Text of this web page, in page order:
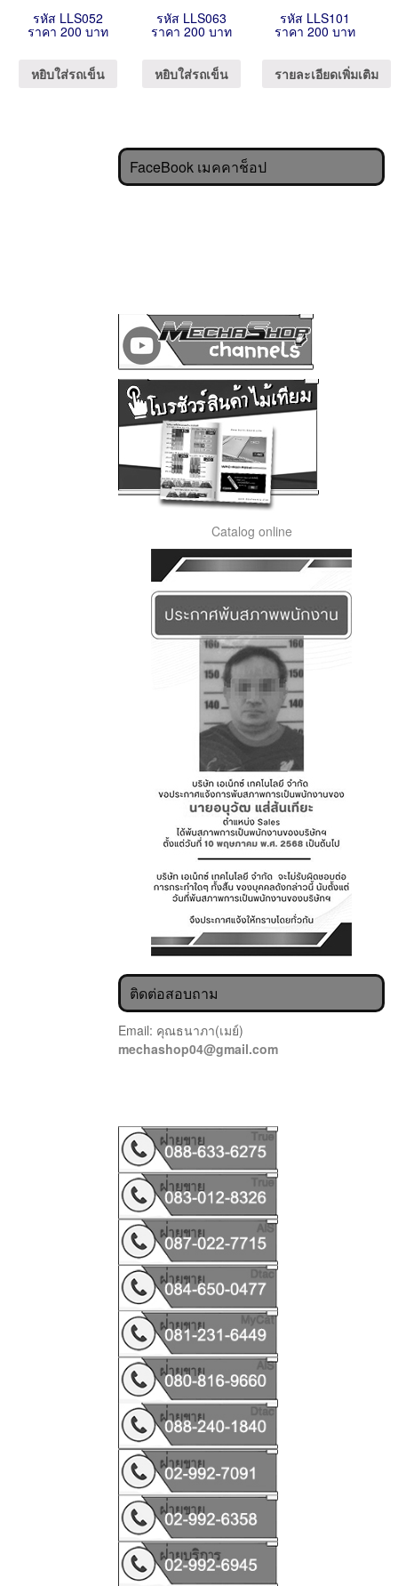
รหัส LLS052
ราคา 200 บาท
หยิบใส่รถเข็น
รหัส LLS063
ราคา 200 บาท
หยิบใส่รถเข็น
รหัส LLS101
ราคา 200 บาท
รายละเอียดเพิ่มเติม
FaceBook เมคคาช็อป
Catalog online
ติดต่อสอบถาม
Email: คุณธนาภา(เมย์)
mechashop04@gmail.com